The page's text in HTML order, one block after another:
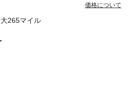
265マイル
価格について